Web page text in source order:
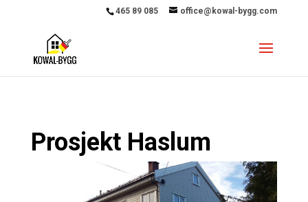
465 89 085 office@kowal-bygg.com
Prosjekt Haslum